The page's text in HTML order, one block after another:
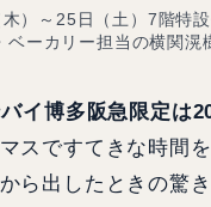
木）～25日（土）7階特
ベーカリー担当の横関滉
イ博多阪急限定は
スですてきな時間
ら出したときの驚